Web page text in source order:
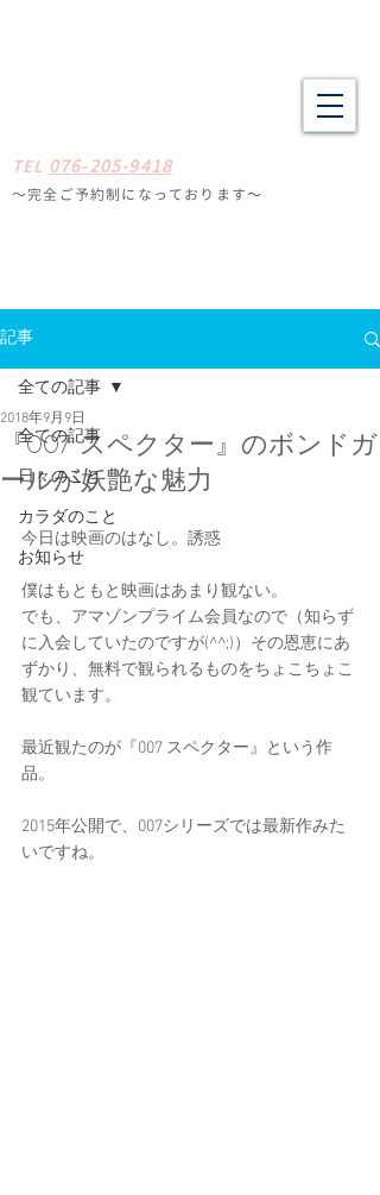
TEL 076-205-9418
〜完全ご予約制になっ ております〜
記事
全ての記事
日々のこと
カラダのこと
お知らせ
全ての記事
『007 スペクター』のボンドガ
ールが妖艶な魅力
2018年9月9日
今日は映画のはなし。誘惑
僕はもともと映画はあまり観ない。
でも、アマゾンプライム会員なので（知らず
に入会していたのですが(^^;)）その恩恵にあ
ずかり、無料で観られるものをちょこちょこ
観ています。
最近観たのが『007 スペクター』という作
品。
2015年公開で、007シリーズでは最新作みた
いですね。